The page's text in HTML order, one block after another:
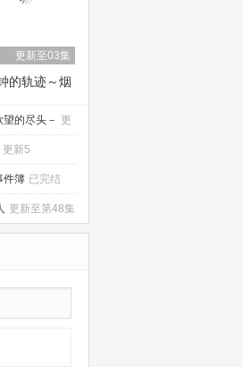
更新至03集
的轨迹～烟
个忧郁
的尽头－ 更
更新5
件簿 已完结
更新至第48集